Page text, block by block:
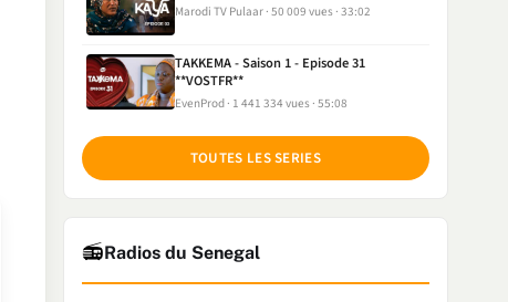
Marodi TV Pulaar 50 009 vues 33:02
TAKKEMA - Saison 1 - Episode 31
**VOSTFR**
EvenProd 1 441 334 vues 55:08
TOUTES LES SERIES
📻Radios du Senegal